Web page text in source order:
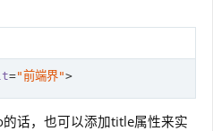
="前端界">
话，也可以添加title属性来实